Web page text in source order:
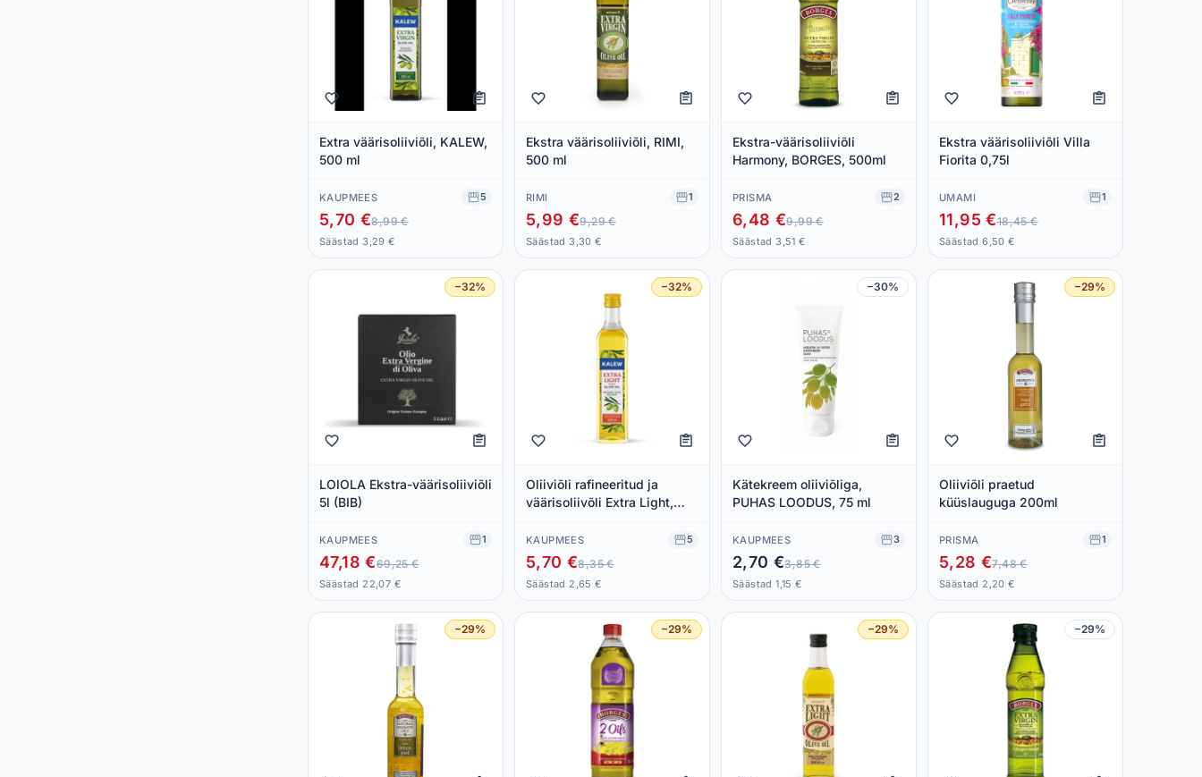
Extra väärisoliiviõli, KALEW,
500 ml
KAUPMEES 5
5,70 €8,99 €
Säästad 3,29 €
Ekstra väärisoliiviõli, RIMI,
500 ml
RIMI 1
5,99 €9,29 €
Säästad 3,30 €
Ekstra-väärisoliiviõli
Harmony, BORGES, 500ml
PRISMA 2
6,48 €9,99 €
Säästad 3,51 €
Ekstra väärisoliiviõli Villa
Fiorita 0,75l
UMAMI 1
11,95 €18,45 €
Säästad 6,50 €
−32%
LOIOLA Ekstra-väärisoliiviõli
5l (BIB)
KAUPMEES 1
47,18 €69,25 €
Säästad 22,07 €
−32%
Oliiviõli rafineeritud ja
väärisoliivõli Extra Light,
KAUPMEES 5
5,70 €8,35 €
Säästad 2,65 €
−30%
Kätekreem oliiviõliga,
PUHAS LOODUS, 75 ml
KAUPMEES 3
2,70 €3,85 €
Säästad 1,15 €
−29%
Oliiviõli praetud
küüslauguga 200ml
PRISMA 1
5,28 €7,48 €
Säästad 2,20 €
−29% −29% −29% −29%